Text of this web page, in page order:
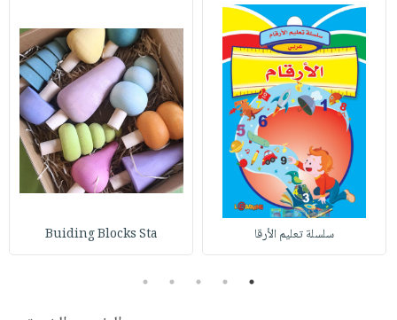
سلسلة تعليم الأرقا Buiding Blocks Sta
1
2
3
4
5